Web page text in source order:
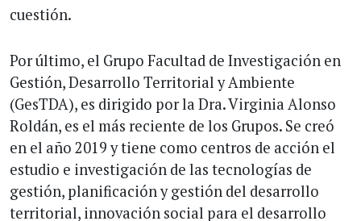
cuestión.
Por último, el Grupo Facultad de Investigación en
Gestión, Desarrollo Territorial y Ambiente
(GesTDA), es dirigido por la Dra. Virginia Alonso
Roldán, es el más reciente de los Grupos. Se creó
en el año 2019 y tiene como centros de acción el
estudio e investigación de las tecnologías de
gestión, planificación y gestión del desarrollo
territorial, innovación social para el desarrollo